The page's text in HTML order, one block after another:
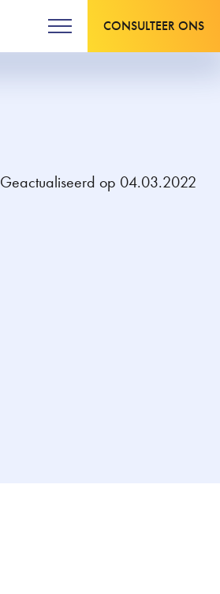
CONSULTEER ONS
Geactualiseerd op 04.03.2022